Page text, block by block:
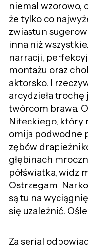
niemal wzorowo,
że tylko co
zwiastun
inna niż
narracji,
montażu oraz
aktorsko. I
arcydzieła trochę
twórcom brawa.
Niteckiego, który
omija podwodne
zębów
głębinach
półświatka, widz
Ostrzegam!
są tu na
się uzależnić.
Za serial